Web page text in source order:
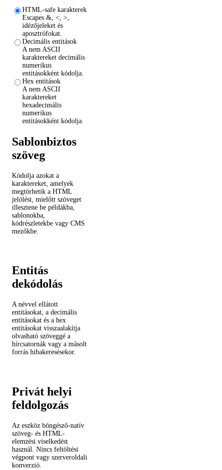
HTML-safe karakterek
Escapes &, <, >,
idézőjeleket és
aposztrófokat.
Decimális entitások
A nem ASCII
karaktereket decimális
numerikus
entitásokként kódolja.
Hex entitások
A nem ASCII
karaktereket
hexadecimális
numerikus
entitásokként kódolja.
Sablonbiztos
szöveg
Kódolja azokat a
karaktereket, amelyek
megtörhetik a HTML
jelölést, mielőtt szöveget
illesztene be példákba,
sablonokba,
kódrészletekbe vagy CMS
mezőkbe.
Entitás
dekódolás
A névvel ellátott
entitásokat, a decimális
entitásokat és a hex
entitásokat visszaalakítja
olvasható szöveggé a
hírcsatornák vagy a másolt
forrás hibakeresésekor.
Privát helyi
feldolgozás
Az eszköz böngésző-natív
szöveg- és HTML-
elemzési viselkedést
használ. Nincs feltöltési
végpont vagy szerveroldali
konverzió.